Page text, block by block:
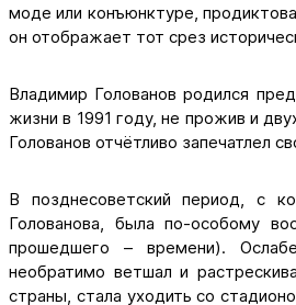
моде или конъюнктуре,
он отображает тот срез
Владимир Голованов родился
жизни в 1991 году, не прожив и
Голованов отчётливо запечатлел
В позднесоветский период, с
Голованова, была по-особому
прошедшего – времени).
необратимо ветшал и
страны, стала уходить со